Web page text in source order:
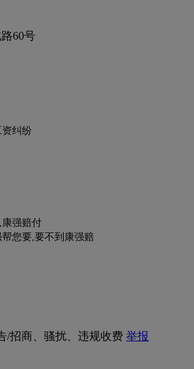
60号
资纠纷
康强赔付
您要,要不到康强赔
/招商、骚扰、违规收费举报